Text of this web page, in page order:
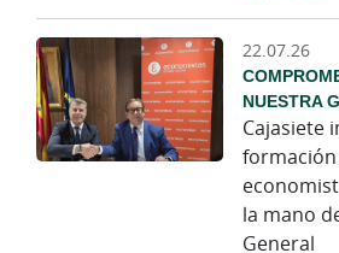
22.07.26
NUESTRA
Cajasiete
formación
la mano
General